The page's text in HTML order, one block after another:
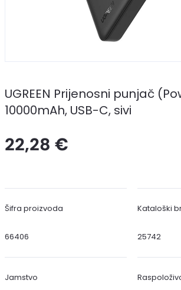
UGREEN Prijenosni punjač
10000mAh, USB-C, sivi
22,28 €
Šifra proizvoda
66406
Kataloški
25742
Jamstvo